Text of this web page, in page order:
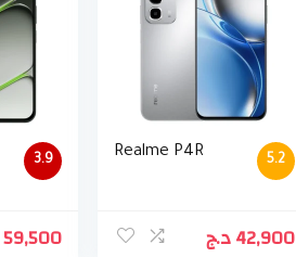
3.9
59,500
5.2
Realme P4R
42,900د.ج